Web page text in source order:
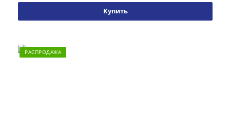
Купить
РАСПРОДАЖА